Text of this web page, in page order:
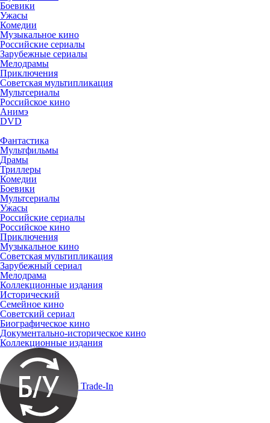
Боевики
Ужасы
Комедии
Музыкальное кино
Российские сериалы
Зарубежные сериалы
Мелодрамы
Приключения
Советская мультипликация
Мультсериалы
Российское кино
Анимэ
DVD
Фантастика
Мультфильмы
Драмы
Триллеры
Комедии
Боевики
Мультсериалы
Ужасы
Российские сериалы
Российское кино
Приключения
Музыкальное кино
Советская мультипликация
Зарубежный сериал
Мелодрама
Коллекционные издания
Исторический
Семейное кино
Советский сериал
Биографическое кино
Документально-историческое кино
Коллекционные издания
Trade-In